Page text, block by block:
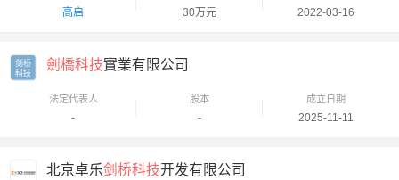
高启 30万元 2022-03-16
剑桥
科技
劍橋科技實業有限公司
法定代表人
-
股本
-
成立日期
2025-11-11
北京卓乐剑桥科技开发有限公司